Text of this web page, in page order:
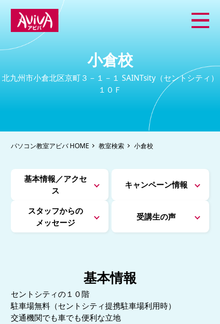
小倉校
北九州市小倉北区京町３－１－１ SAINTsity（セントシティ）
１０Ｆ
パソコン教室アビバ HOME 教室検索 小倉校
基本情報／アクセ
ス
キャンペーン情報
スタッフからの
メッセージ
受講生の声
基本情報
セントシティの１０階
駐車場無料（セントシティ提携駐車場利用時）
交通機関でも車でも便利な立地